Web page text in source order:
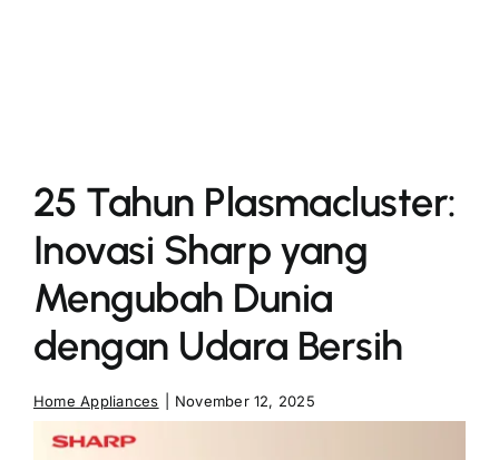
25 Tahun Plasmacluster:
Inovasi Sharp yang
Mengubah Dunia
dengan Udara Bersih
Home Appliances November 12, 2025